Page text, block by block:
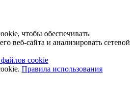
чтобы обеспечивать
веб-сайта и анализировать сетевой
cookie
Правила использования